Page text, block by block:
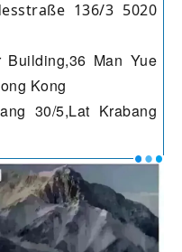
136/3 5020
Man Yue
Kong
30/5,Lat Krabang